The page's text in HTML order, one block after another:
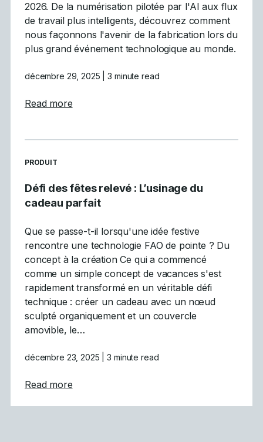
2026. De la numérisation pilotée par l'AI aux flux
de travail plus intelligents, découvrez comment
nous façonnons l'avenir de la fabrication lors du
plus grand événement technologique au monde.
décembre 29, 2025 | 3 minute read
Read moreabout Mastercam participe à la vitrine
READ MORE ARTICLES ABOUT
PRODUIT
Défi des fêtes relevé : L’usinage du
cadeau parfait
Que se passe-t-il lorsqu'une idée festive
rencontre une technologie FAO de pointe ? Du
concept à la création Ce qui a commencé
comme un simple concept de vacances s'est
rapidement transformé en un véritable défi
technique : créer un cadeau avec un nœud
sculpté organiquement et un couvercle
amovible, le…
décembre 23, 2025 | 3 minute read
Read moreabout Défi des fêtes relevé :